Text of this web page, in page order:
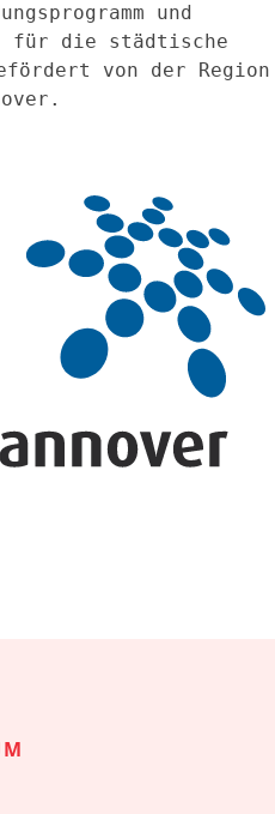
und
für die städtische
von der Region